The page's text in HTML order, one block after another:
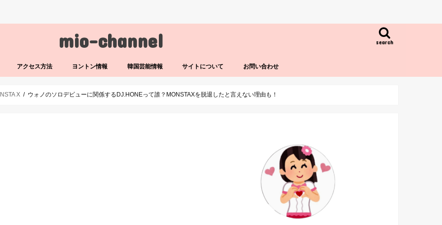
mio-channel search
アクセス方法 ヨントン情報 韓国芸能情報 サイトについて お問い合わせ
X ウォノのソロデビューに関係するDJ.HONEって誰？MONSTAXを脱退したと言えない理由も！